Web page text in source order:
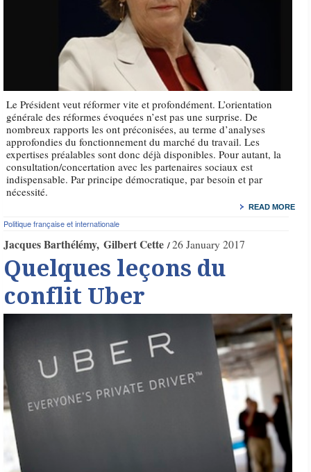
Le Président veut réformer vite et profondément. L’orientation
générale des réformes évoquées n’est pas une surprise. De
nombreux rapports les ont préconisées, au terme d’analyses
approfondies du fonctionnement du marché du travail. Les
expertises préalables sont donc déjà disponibles. Pour autant, la
consultation/concertation avec les partenaires sociaux est
indispensable. Par principe démocratique, par besoin et par
nécessité.
READ MORE
Politique française et internationale
Jacques Barthélémy Gilbert Cette 26 January 2017
Quelques leçons du
conflit Uber